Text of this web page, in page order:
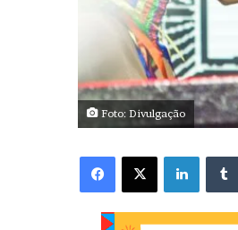
Foto: Divulgação
Facebook X Linkedin